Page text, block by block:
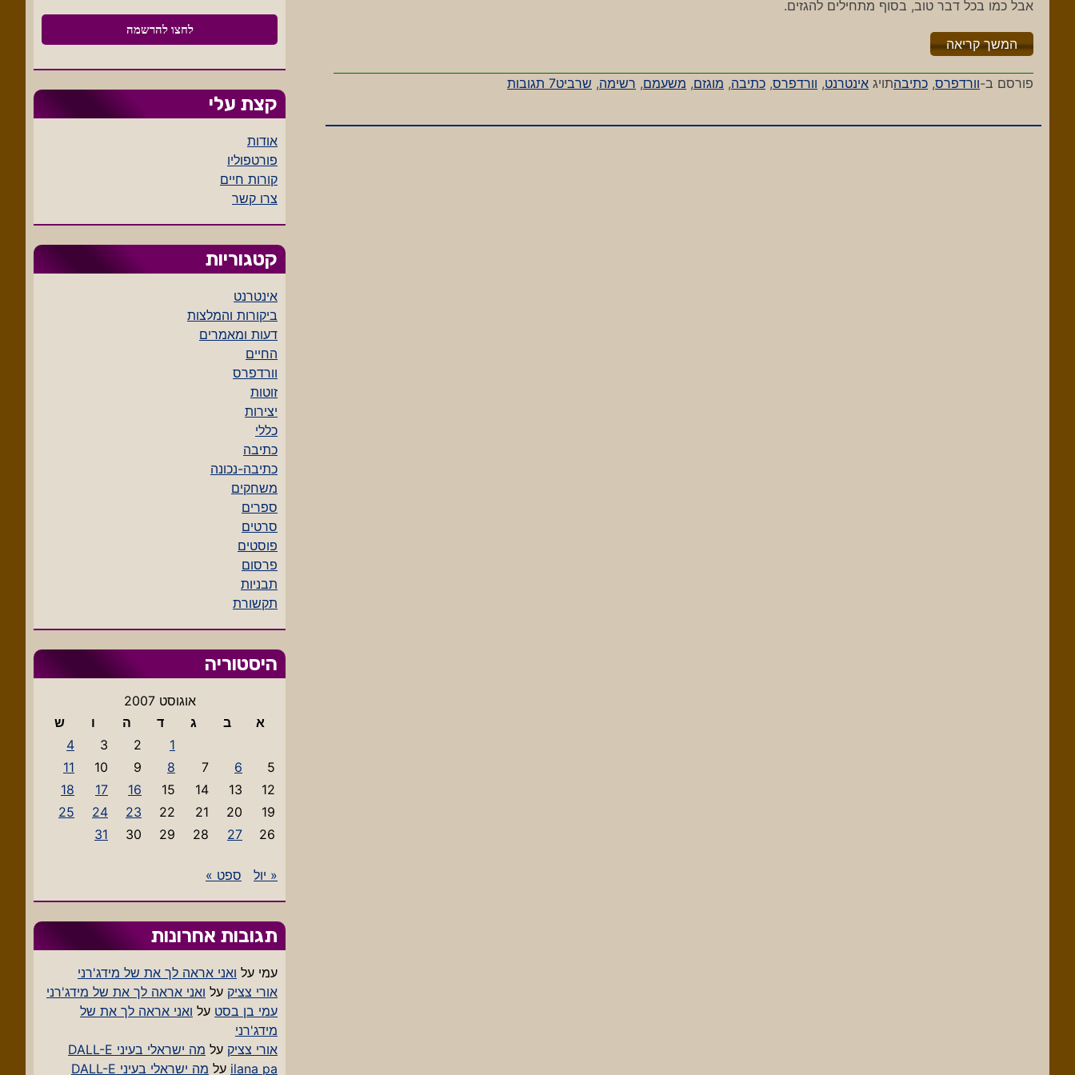
אבל כמו בכל דבר טוב, בסוף מתחילים להגזים.
המשך קריאה"%s"
פורסם ב-וורדפרס, כתיבהתויג אינטרנט, וורדפרס, כתיבה, מוגזם, משעמם, רשימה, שרביט7 תגובות
על
נגד
קצת עלי
אודות
פורטפוליו
קורות חיים
צרו קשר
קטגוריות
אינטרנט
ביקורות והמלצות
דעות ומאמרים
החיים
וורדפרס
זוטות
יצירות
כללי
כתיבה
כתיבה-נכונה
משחקים
ספרים
סרטים
פוסטים
פרסום
תבניות
תקשורת
היסטוריה
אוגוסט 2007
א
ב ג ד ה ו
ש
1
2
3
4
5
6
7
8
9
10
11
12
13
14
15
16
17
18
19
20
21
22
23
24
25
26
27
28
29
30
31
« יול ספט »
תגובות אחרונות
עמי על ואני אראה לך את של מידג'רני
אורי צציק על ואני אראה לך את של מידג'רני
עמי בן בסט על ואני אראה לך את של
מידג'רני
אורי צציק על מה ישראלי בעיני DALL-E
ilana pa על מה ישראלי בעיני DALL-E